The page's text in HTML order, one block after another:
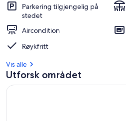
Parkering tilgjengelig på
stedet
Aircondition
Røykfritt
Vis alle
Utforsk området